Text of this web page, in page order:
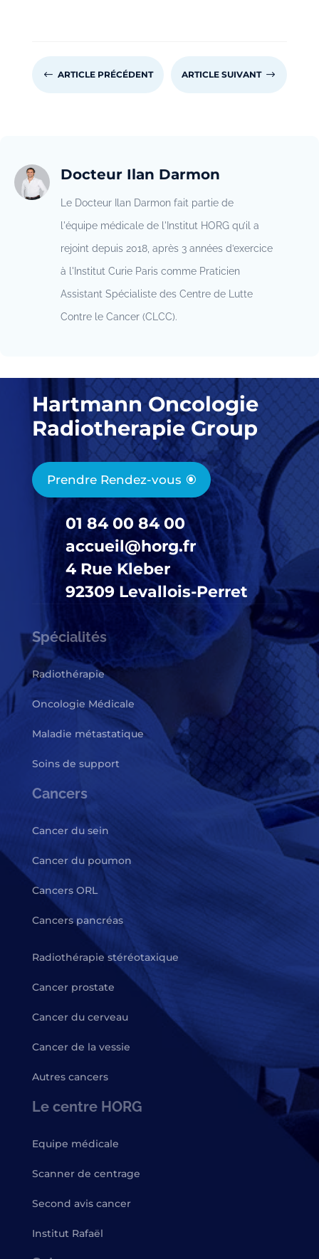
# ARTICLE PRÉCÉDENT ARTICLE SUIVANT $
Docteur Ilan Darmon
Le Docteur Ilan Darmon fait partie de
l'équipe médicale de l'Institut HORG qu’il a
rejoint depuis 2018, après 3 années d’exercice
à l'Institut Curie Paris comme Praticien
Assistant Spécialiste des Centre de Lutte
Contre le Cancer (CLCC).
Hartmann Oncologie
Radiotherapie Group
Prendre Rendez-vous
01 84 00 84 00
accueil@horg.fr
4 Rue Kleber
92309 Levallois-Perret
Spécialités
Radiothérapie
Oncologie Médicale
Maladie métastatique
Soins de support
Cancers
Cancer du sein
Cancer du poumon
Cancers ORL
Cancers pancréas
Radiothérapie stéréotaxique
Cancer prostate
Cancer du cerveau
Cancer de la vessie
Autres cancers
Le centre HORG
Equipe médicale
Scanner de centrage
Second avis cancer
Institut Rafaël